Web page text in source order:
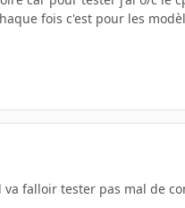
fois c'est pour les
va falloir tester pas mal de